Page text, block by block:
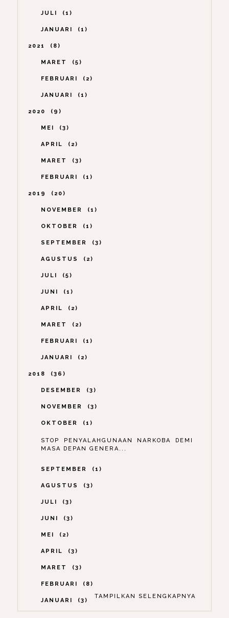
JULI 1
JANUARI 1
2021 8
MARET 5
FEBRUARI 2
JANUARI 1
2020 9
MEI 3
APRIL 2
MARET 3
FEBRUARI 1
2019 20
NOVEMBER 1
OKTOBER 1
SEPTEMBER 3
AGUSTUS 2
JULI 5
JUNI 1
APRIL 2
MARET 2
FEBRUARI 1
JANUARI 2
2018 36
DESEMBER 3
NOVEMBER 3
OKTOBER 1
STOP PENYALAHGUNAAN NARKOBA DEMI
MASA DEPAN GENERA...
SEPTEMBER 1
AGUSTUS 3
JULI 3
JUNI 3
MEI 2
APRIL 3
MARET 3
FEBRUARI 8
JANUARI 3
TAMPILKAN SELENGKAPNYA